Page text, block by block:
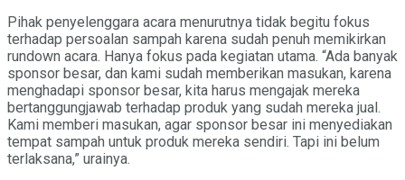
Pihak penyelenggara acara menurutnya tidak begitu fokus
terhadap persoalan sampah karena sudah penuh memikirkan
rundown acara. Hanya fokus pada kegiatan utama. “Ada banyak
sponsor besar, dan kami sudah memberikan masukan, karena
menghadapi sponsor besar, kita harus mengajak mereka
bertanggungjawab terhadap produk yang sudah mereka jual.
Kami memberi masukan, agar sponsor besar ini menyediakan
tempat sampah untuk produk mereka sendiri. Tapi ini belum
terlaksana,” urainya.